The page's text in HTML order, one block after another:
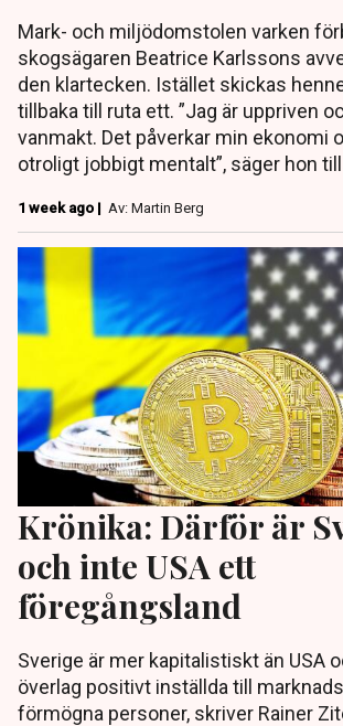
Mark- och miljödomstolen varken
skogsägaren Beatrice Karlssons
den klartecken. Istället skickas
tillbaka till ruta ett. ”Jag är uppriven
vanmakt. Det påverkar min ekonomi
otroligt jobbigt mentalt”, säger hon
1 week ago | Av: Martin Berg
Krönika: Därför är
och inte USA ett
föregångsland
Sverige är mer kapitalistiskt än USA
överlag positivt inställda till
förmögna personer, skriver Rainer